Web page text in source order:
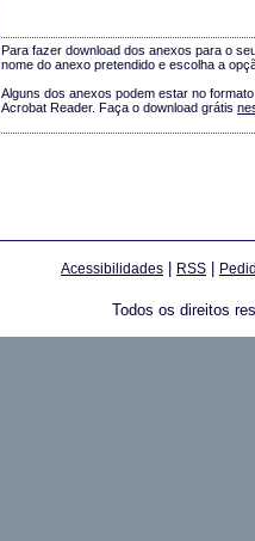
Para fazer download dos anexos para o
nome do anexo pretendido e escolha a
Alguns dos anexos podem estar no
Acrobat Reader. Faça o download grátis
Acessibilidades RSS
Todos os direitos